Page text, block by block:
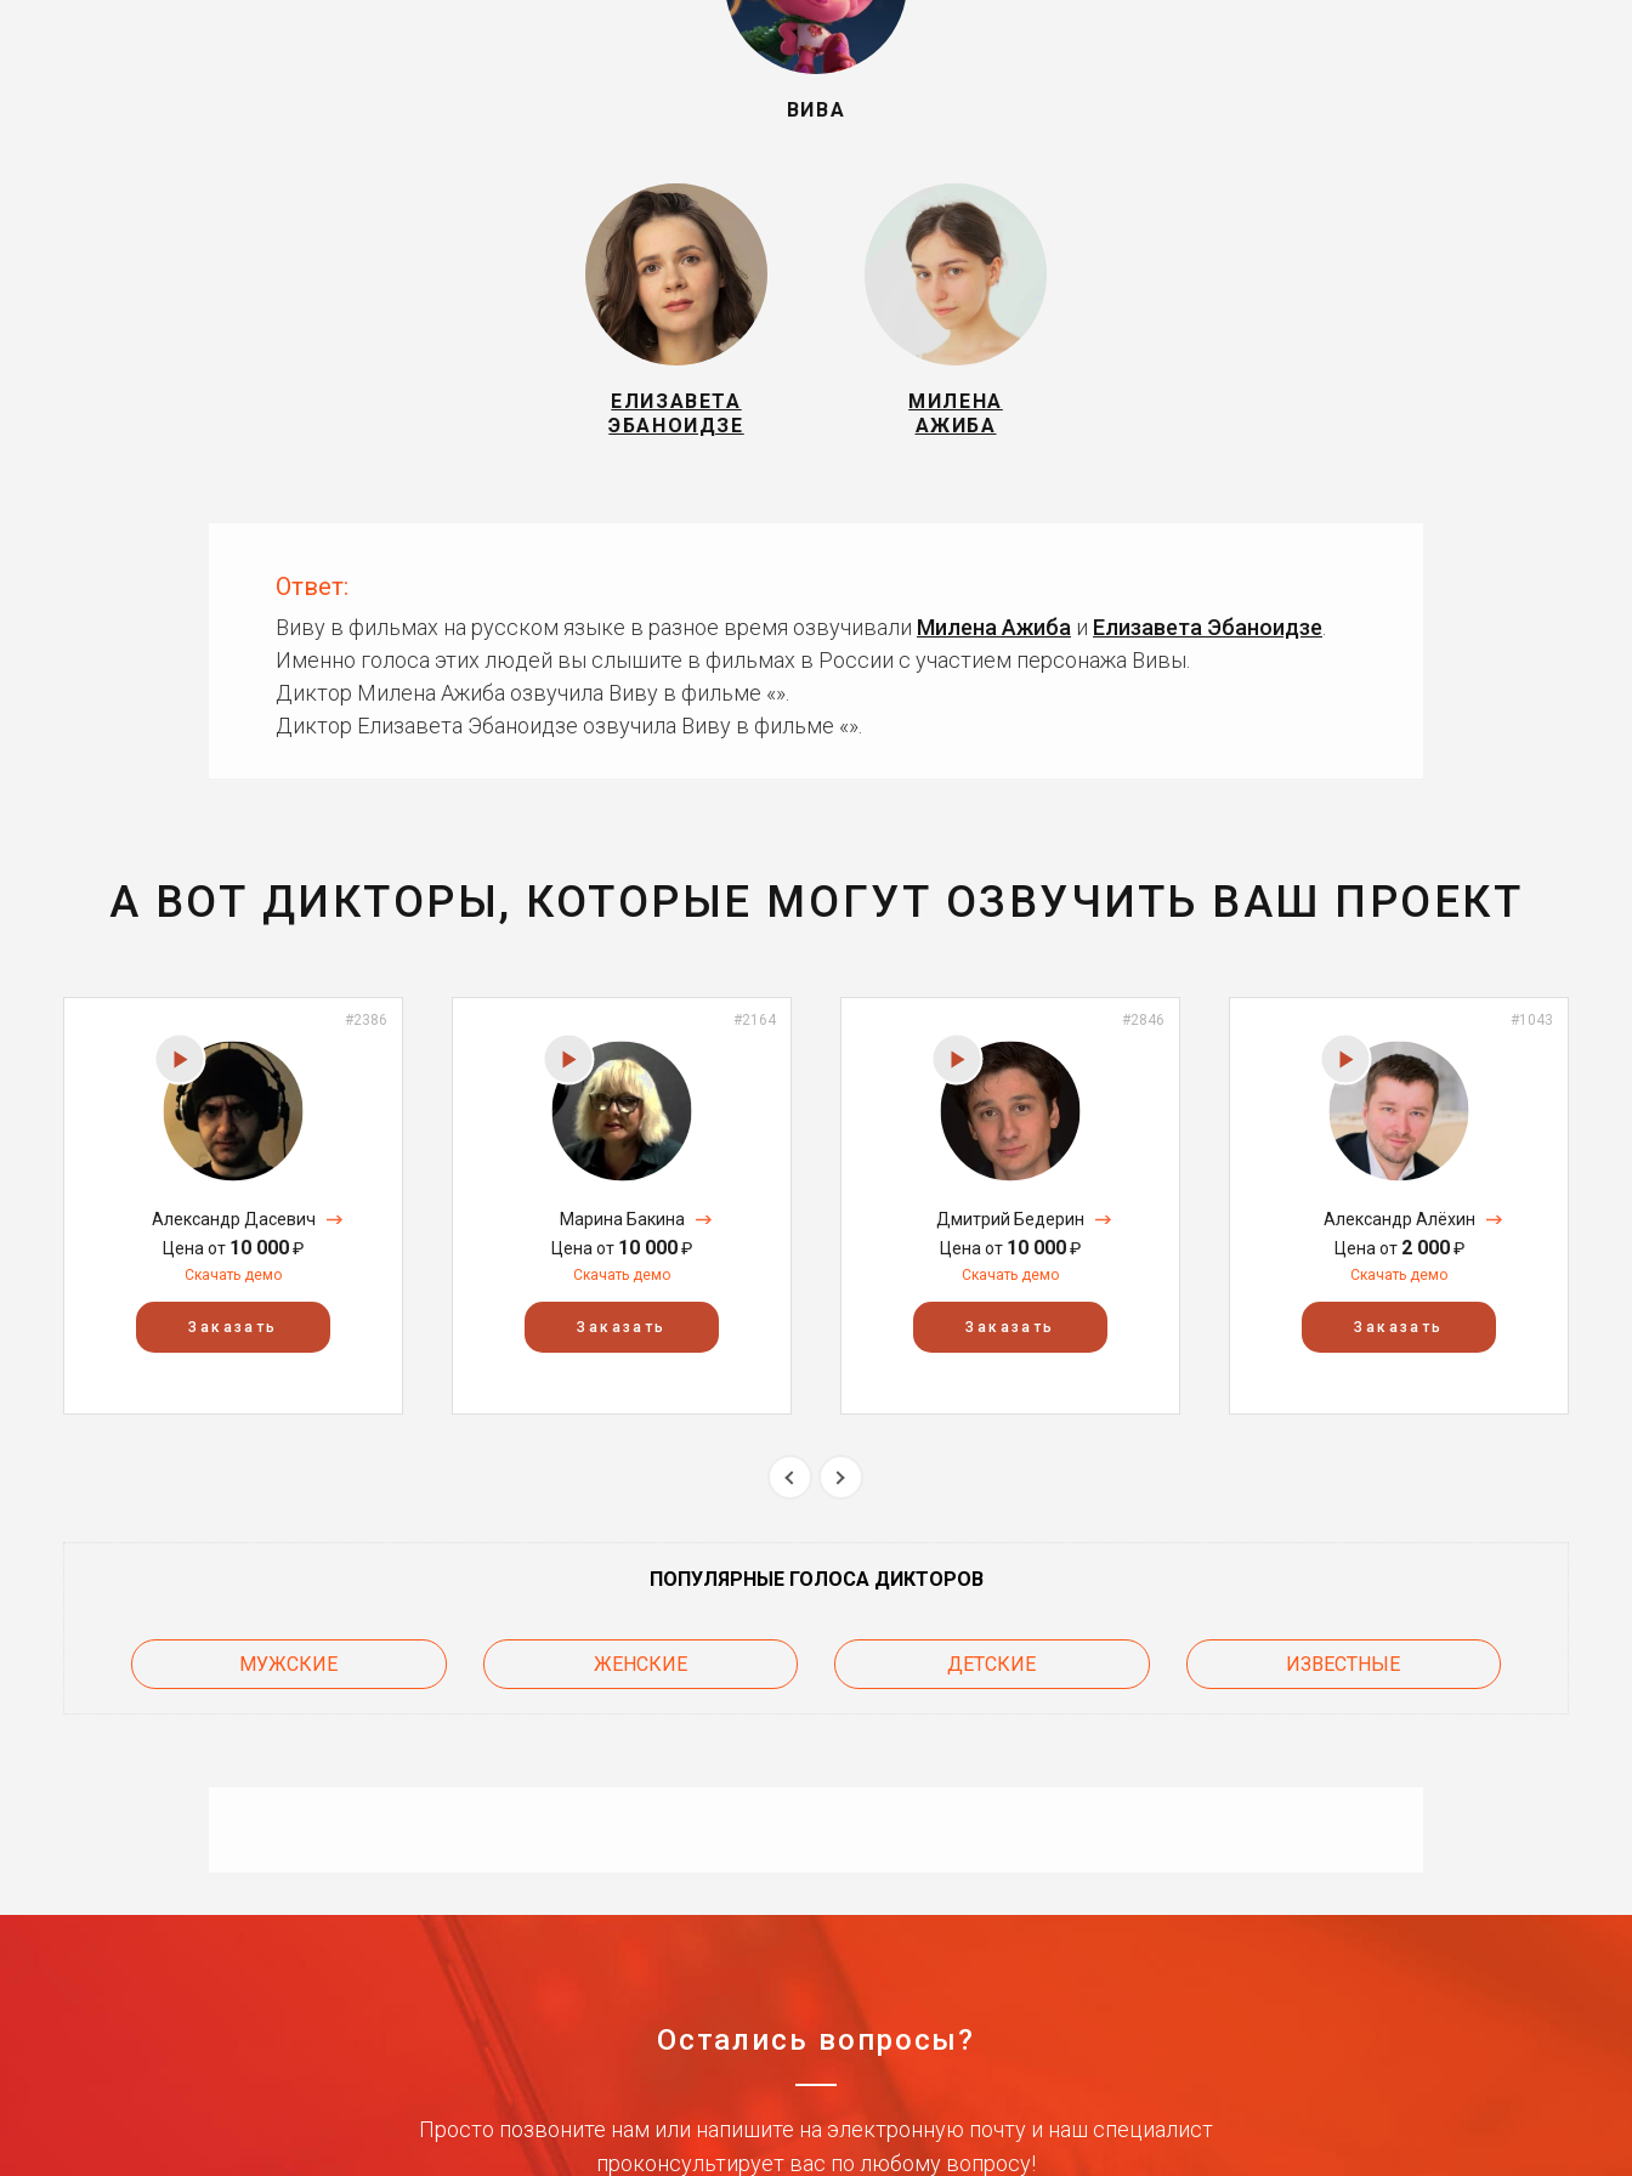
ВИВА
ЕЛИЗАВЕТА
ЭБАНОИДЗЕ
МИЛЕНА
АЖИБА
Ответ:
Виву в фильмах на русском языке в разное время озвучивали Милена Ажиба и Елизавета Эбаноидзе
Именно голоса этих людей вы слышите в фильмах в России с участием персонажа Вивы.
Диктор Милена Ажиба озвучила Виву в фильме «».
Диктор Елизавета Эбаноидзе озвучила Виву в фильме «».
А ВОТ ДИКТОРЫ, КОТОРЫЕ МОГУТ ОЗВУЧИТЬ ВАШ ПРОЕКТ
#2386
Александр Дасевич
Цена от 10 000₽
Скачать демо
Заказать
#2164
Марина Бакина
Цена от 10 000₽
Скачать демо
Заказать
#2846
Дмитрий Бедерин
Цена от 10 000₽
Скачать демо
Заказать
#1043
Александр Алёхин
Цена от 2 000₽
Скачать демо
Заказать
ПОПУЛЯРНЫЕ ГОЛОСА ДИКТОРОВ
МУЖСКИЕ ЖЕНСКИЕ ДЕТСКИЕ ИЗВЕСТНЫЕ
Остались вопросы?
Просто позвоните нам или напишите на электронную почту и наш специалист
проконсультирует вас по любому вопросу!